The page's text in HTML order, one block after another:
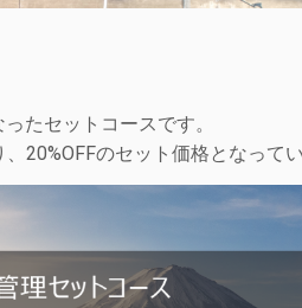
たセットコースです。
20%OFFのセット価格となってい